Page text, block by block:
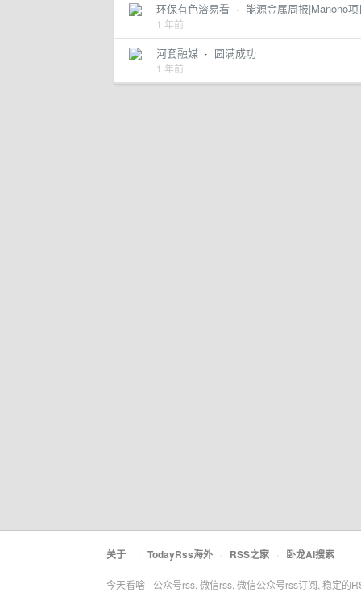
环保有色溶易看 · 能源金属周报|Manono
1 年前
河套融媒 · 圆满成功
1 年前
关于 · TodayRss海外 · RSS之家 · 卧龙AI搜索
今天看啥 - 公众号rss, 微信rss, 微信公众号rss订阅, 稳定的